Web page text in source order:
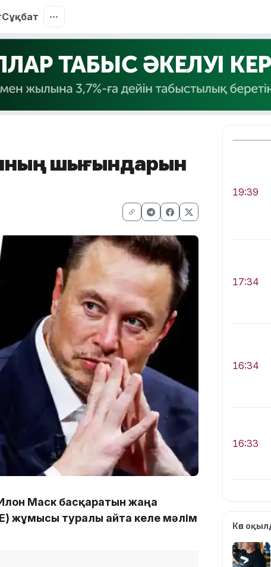
Сұқбат
шығындарын
Маск басқаратын жаңа
жұмысы туралы айта келе мәлім
19:39
17:34
16:34
16:33
16:01
Көп